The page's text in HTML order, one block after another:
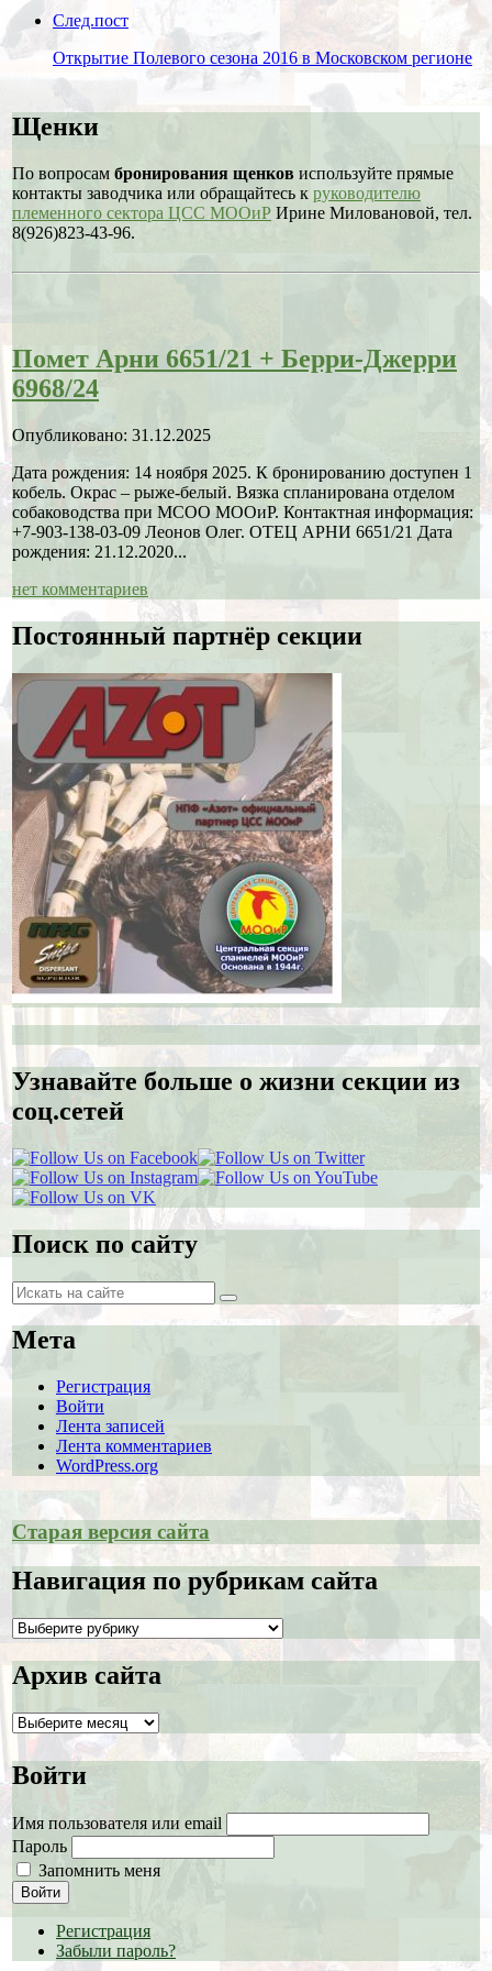
След.пост
Открытие Полевого сезона 2016 в Московском регионе
Щенки
По вопросам бронирования щенков используйте прямые
контакты заводчика или обращайтесь к руководителю
племенного сектора ЦСС МООиР Ирине Миловановой, тел.
8(926)823-43-96.
Помет Арни 6651/21 + Берри-Джерри
6968/24
Опубликовано: 31.12.2025
Дата рождения: 14 ноября 2025. К бронированию доступен 1
кобель. Окрас – рыже-белый. Вязка спланирована отделом
собаководства при МСОО МООиР. Контактная информация:
+7-903-138-03-09 Леонов Олег. ОТЕЦ АРНИ 6651/21 Дата
рождения: 21.12.2020...
нет комментариев
Постоянный партнёр секции
Узнавайте больше о жизни секции из
соц.сетей
Поиск по сайту
Поиск
Поиск
Мета
Регистрация
Войти
Лента записей
Лента комментариев
WordPress.org
Старая версия сайта
Навигация по рубрикам сайта
Навигация
рубрикам
сайта
Архив сайта
Архив
сайта
Войти
Имя пользователя или email
Пароль
Запомнить меня
Войти
Регистрация
Забыли пароль?